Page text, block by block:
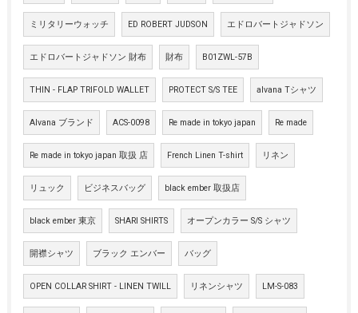
ミリタリーウォッチ ED ROBERT JUDSON エドロバートジャドソン
エドロバートジャドソン 財布 財布 B01ZWL-57B
THIN - FLAP TRIFOLD WALLET PROTECT S/S TEE alvana Tシャツ
Alvana ブランド ACS-0098 Re made in tokyo japan Re made
Re made in tokyo japan 取扱 店 French Linen T-shirt リネン
リュック ビジネスバッグ black ember 取扱店
black ember 東京 SHARI SHIRTS オープンカラー S/S シャツ
開襟シャツ ブラック エンバー バッグ
OPEN COLLAR SHIRT - LINEN TWILL リネンシャツ LM-S-083